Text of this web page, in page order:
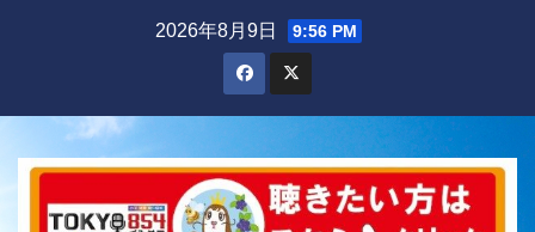
2026年8月9日 9:56 PM